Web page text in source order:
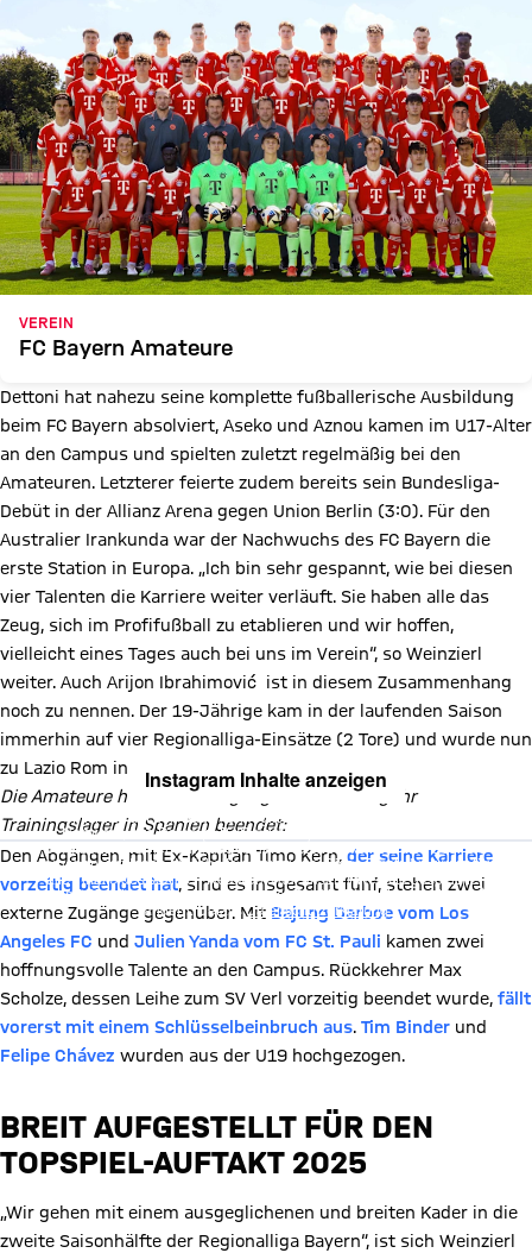
VEREIN
FC Bayern Amateure
Dettoni hat nahezu seine komplette fußballerische Ausbildung
beim FC Bayern absolviert, Aseko und Aznou kamen im U17-Alter
an den Campus und spielten zuletzt regelmäßig bei den
Amateuren. Letzterer feierte zudem bereits sein Bundesliga-
Debüt in der Allianz Arena gegen Union Berlin (3:0). Für den
Australier Irankunda war der Nachwuchs des FC Bayern die
erste Station in Europa. „Ich bin sehr gespannt, wie bei diesen
vier Talenten die Karriere weiter verläuft. Sie haben alle das
Zeug, sich im Profifußball zu etablieren und wir hoffen,
vielleicht eines Tages auch bei uns im Verein“, so Weinzierl
weiter. Auch Arijon Ibrahimović ist in diesem Zusammenhang
noch zu nennen. Der 19-Jährige kam in der laufenden Saison
immerhin auf vier Regionalliga-Einsätze (2 Tore) und wurde nun
zu Lazio Rom in die Serie A ausgeliehen.
Die Amateure haben am vergangenen Samstag ihr
Trainingslager in Spanien beendet:
Instagram Inhalte anzeigen
Mit Klick auf den Button ermöglichen Sie es diesem sozialen
Netzwerk, Ihre Daten (z. B. IP-Adresse) mit Hilfe von Cookies zu
verarbeiten. Vorher kann das soziale Netzwerk keine Daten über Sie
erheben, um Ihnen die Inhalte anzuzeigen. Diese Einstellung wird für
alle Inhalte des sozialen Netzwerks auf unserer Website gespeichert
und Sie können dies jederzeit in derCookie-Einwilligungslösung
ändern. Details:Datenschutzerklärung
Den Abgängen, mit Ex-Kapitän Timo Kern, der seine Karriere
vorzeitig beendet hat, sind es insgesamt fünf, stehen zwei
externe Zugänge gegenüber. Mit Bajung Darboe vom Los
Angeles FC und Julien Yanda vom FC St. Pauli kamen zwei
hoffnungsvolle Talente an den Campus. Rückkehrer Max
Scholze, dessen Leihe zum SV Verl vorzeitig beendet wurde, fällt
vorerst mit einem Schlüsselbeinbruch aus. Tim Binder und
Felipe Chávez wurden aus der U19 hochgezogen.
BREIT AUFGESTELLT FÜR DEN
TOPSPIEL-AUFTAKT 2025
„Wir gehen mit einem ausgeglichenen und breiten Kader in die
zweite Saisonhälfte der Regionalliga Bayern“, ist sich Weinzierl